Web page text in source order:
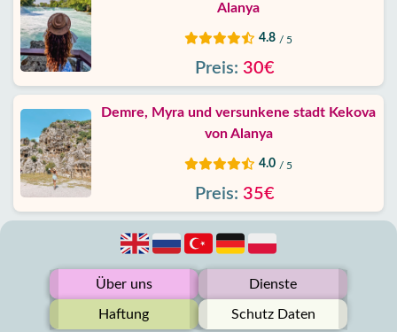
Alanya
4.8 / 5
Preis: 30€
Demre, Myra und versunkene stadt Kekova
von Alanya
4.0 / 5
Preis: 35€
Über uns Dienste
Haftung Schutz Daten